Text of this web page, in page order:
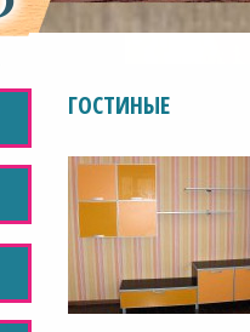
ГОСТИНЫЕ